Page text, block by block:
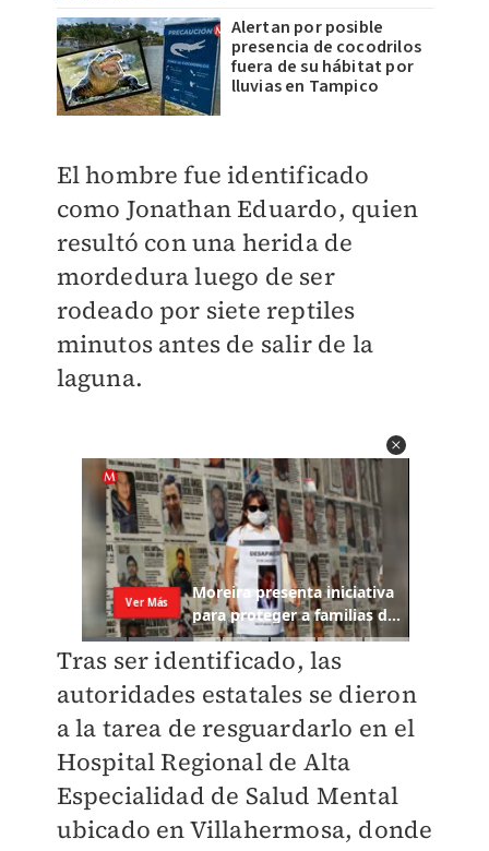
Alertan por posible
presencia de cocodrilos
fuera de su hábitat por
lluvias en Tampico
El hombre fue identificado
como Jonathan Eduardo, quien
resultó con una herida de
mordedura luego de ser
rodeado por siete reptiles
minutos antes de salir de la
laguna.
Tras ser identificado, las
autoridades estatales se dieron
a la tarea de resguardarlo en el
Hospital Regional de Alta
Especialidad de Salud Mental
ubicado en Villahermosa, donde